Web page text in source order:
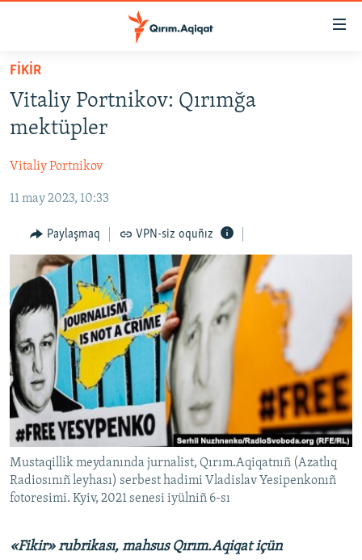
Esas
qaytmaq
Baş
navigatsiyağa
qaytmaq
qaytmaq
HABERLER
SİYASET
İQTİSADİYAT
CEMİYET
MEDENİYET
İNSAN AQLARI
VİDEO
SÜRET
BLOGLAR
FİKİR
Русский
Українською
QOŞULIÑIZ!
RFE/RS bütün saytları
FİKİR
Vitaliy Portnikov: Qırımğa
mektüpler
Vitaliy Portnikov
11 may 2023, 10:33
Paylaşmaq VPN-siz oquñız
Mustaqillik meydanında jurnalist, Qırım.Aqiqatnıñ (Azatlıq
Radiosınıñ leyhası) serbest hadimi Vladislav Yesipenkonıñ
fotoresimi. Kyiv, 2021 senesi iyülniñ 6-sı
«Fikir» rubrikası, mahsus Qırım.Aqiqat içün